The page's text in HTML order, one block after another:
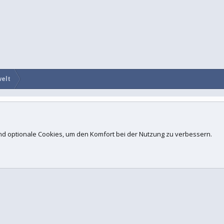
Inc.
optionale Cookies, um den Komfort bei der Nutzung zu verbessern.